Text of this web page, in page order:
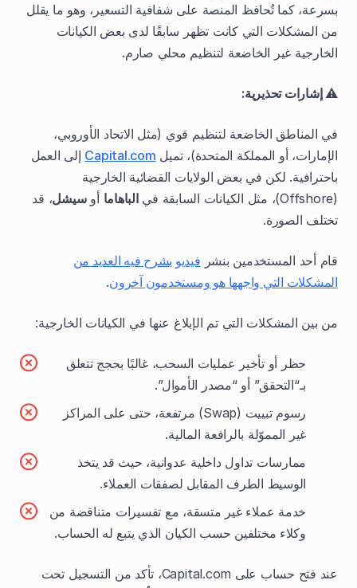
بسرعة، كما تُحافظ المنصة على شفافية التسعير، وهو ما يقلل
من المشكلات التي كانت تظهر سابقًا لدى بعض الكيانات
الخارجية غير الخاضعة لتنظيم محلي صارم.
⚠️ إشارات تحذيرية:
في المناطق الخاضعة لتنظيم قوي (مثل الاتحاد الأوروبي،
الإمارات، أو المملكة المتحدة)، تميل Capital.com إلى العمل
باحترافية. لكن في بعض الولايات القضائية الخارجية
(Offshore)، مثل الكيانات السابقة في
الباهاما أوسيشل، قد
تختلف الصورة.
قام أحد المستخدمين بنشر فيديو يشرح فيه العديد من
المشكلات التي واجهها هو ومستخدمون آخرون.
من بين المشكلات التي تم الإبلاغ عنها في الكيانات الخارجية:
حظر أو تأخير عمليات السحب، غالبًا بحجج تتعلق
بـ“التحقق” أو “مصدر الأموال”.
رسوم تبييت (Swap) مرتفعة، حتى على المراكز
غير المموّلة بالرافعة المالية.
ممارسات تداول داخلية عدوانية، حيث قد يتخذ
الوسيط الطرف المقابل لصفقات العملاء.
خدمة عملاء غير متسقة، مع تفسيرات متناقضة من
وكلاء مختلفين حسب الكيان الذي يتبع له الحساب.
عند فتح حساب على Capital.com، تأكد من التسجيل تحت